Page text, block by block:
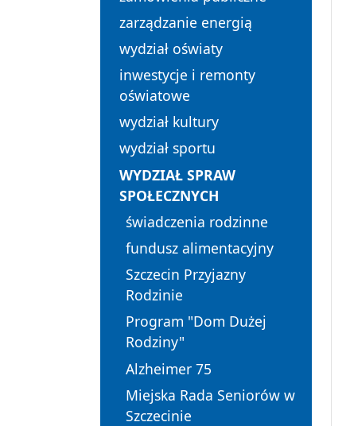
zarządzanie energią
wydział oświaty
inwestycje i remonty
oświatowe
wydział kultury
wydział sportu
WYDZIAŁ SPRAW
SPOŁECZNYCH
świadczenia rodzinne
fundusz alimentacyjny
Szczecin Przyjazny
Rodzinie
Program "Dom Dużej
Rodziny"
Alzheimer 75
Miejska Rada Seniorów w
Szczecinie